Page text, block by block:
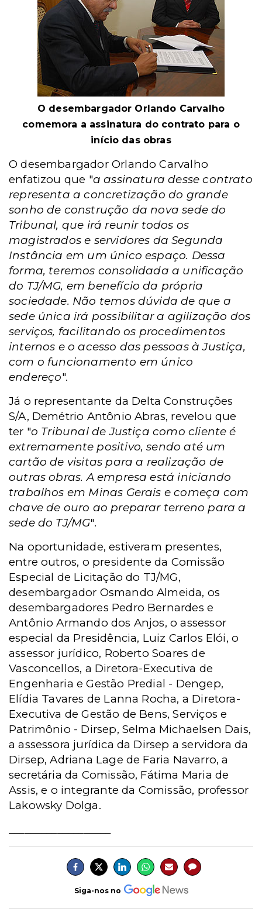
O desembargador Orlando Carvalho
comemora a assinatura do contrato para o
início das obras
O desembargador Orlando Carvalho
enfatizou que "a assinatura desse contrato
representa a concretização do grande
sonho de construção da nova sede do
Tribunal, que irá reunir todos os
magistrados e servidores da Segunda
Instância em um único espaço. Dessa
forma, teremos consolidada a unificação
do TJ/MG, em benefício da própria
sociedade. Não temos dúvida de que a
sede única irá possibilitar a agilização dos
serviços, facilitando os procedimentos
internos e o acesso das pessoas à Justiça,
com o funcionamento em único
endereço".
Já o representante da Delta Construções
S/A, Demétrio Antônio Abras, revelou que
ter "o Tribunal de Justiça como cliente é
extremamente positivo, sendo até um
cartão de visitas para a realização de
outras obras. A empresa está iniciando
trabalhos em Minas Gerais e começa com
chave de ouro ao preparar terreno para a
sede do TJ/MG".
Na oportunidade, estiveram presentes,
entre outros, o presidente da Comissão
Especial de Licitação do TJ/MG,
desembargador Osmando Almeida, os
desembargadores Pedro Bernardes e
Antônio Armando dos Anjos, o assessor
especial da Presidência, Luiz Carlos Elói, o
assessor jurídico, Roberto Soares de
Vasconcellos, a Diretora-Executiva de
Engenharia e Gestão Predial - Dengep,
Elídia Tavares de Lanna Rocha, a Diretora-
Executiva de Gestão de Bens, Serviços e
Patrimônio - Dirsep, Selma Michaelsen Dais,
a assessora jurídica da Dirsep a servidora da
Dirsep, Adriana Lage de Faria Navarro, a
secretária da Comissão, Fátima Maria de
Assis, e o integrante da Comissão, professor
Lakowsky Dolga.
Siga-nos no